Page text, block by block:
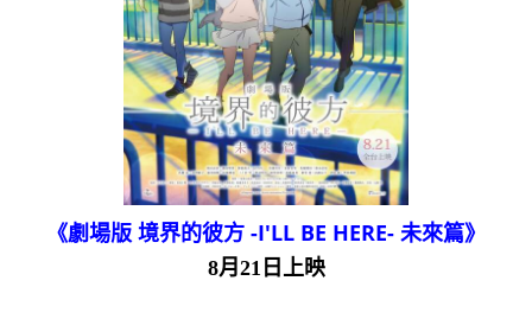
《劇場版 境界的彼方 -I'LL BE HERE- 未來篇》
8月21日上映